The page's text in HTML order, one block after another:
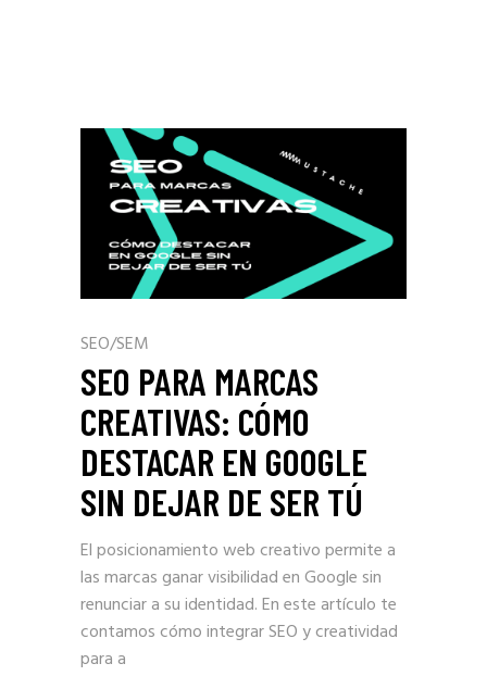
SEO/SEM
SEO PARA MARCAS
CREATIVAS: CÓMO
DESTACAR EN GOOGLE
SIN DEJAR DE SER TÚ
El posicionamiento web creativo permite a
las marcas ganar visibilidad en Google sin
renunciar a su identidad. En este artículo te
contamos cómo integrar SEO y creatividad
para a